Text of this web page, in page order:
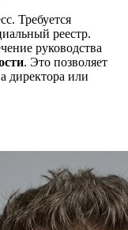
Требуется
реестр.
руководства
. Это позволяет
директора или